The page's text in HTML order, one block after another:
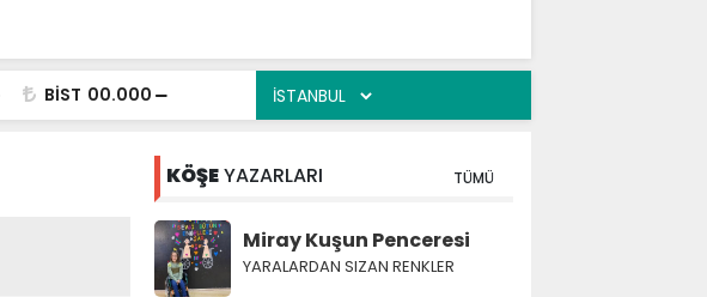
BİST 00.000
KÖŞEYAZARLARI TÜMÜ
Miray Kuşun Penceresi
YARALARDAN SIZAN RENKLER